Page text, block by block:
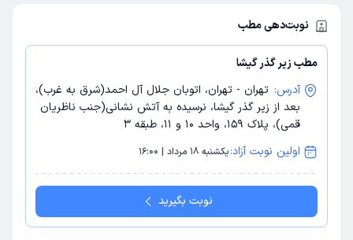
نوبت‌دهی مطب
مطب زیر گذر گیشا
آدرس: تهران - تهران، اتوبان جلال آل احمد(شرق به غرب)،
بعد از زیر گذر گیشا، نرسیده به آتش نشانی(جنب ناظریان
قمی)، پلاک 159، واحد 10 و 11، طبقه 3
اولین نوبت آزاد:یکشنبه 18 مرداد | 16:00
نوبت بگیرید